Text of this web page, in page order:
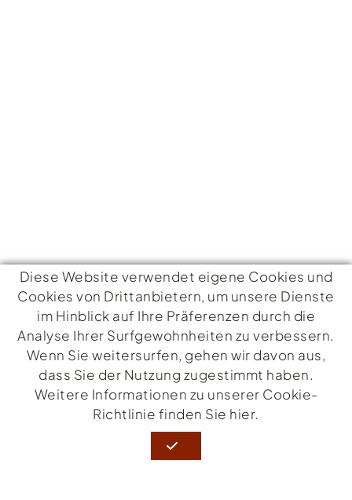
KONTAKT
Passeig de s'Abanell, 6
17300 Blanes - Costa Brava (Girona)
676453418
montserrat@elsorrall.com
Diese Website verwendet eigene Cookies und
Cookies von Drittanbietern, um unsere Dienste
im Hinblick auf Ihre Präferenzen durch die
Analyse Ihrer Surfgewohnheiten zu verbessern.
Wenn Sie weitersurfen, gehen wir davon aus,
dass Sie der Nutzung zugestimmt haben.
Weitere Informationen zu unserer Cookie-
Richtlinie finden Sie hier.